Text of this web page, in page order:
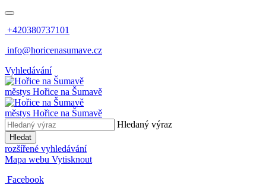
+420380737101
info@horicenasumave.cz
Vyhledávání
městys Hořice na Šumavě
městys Hořice na Šumavě
Hledaný výraz
Hledat
rozšířené vyhledávání
Mapa webu Vytisknout
Facebook